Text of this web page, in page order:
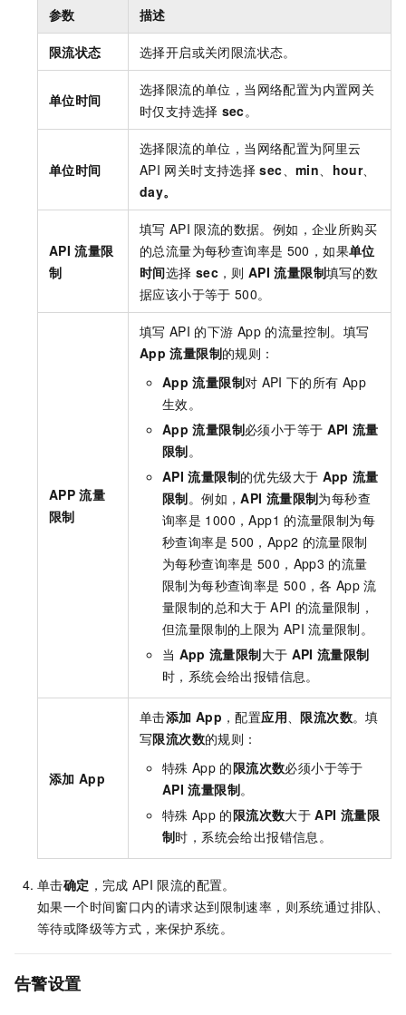
参数 描述
限流状态 选择开启或关闭限流状态。
单位时间
选择限流的单位，当网络配置为内置网关
时仅支持选择 sec。
单位时间
选择限流的单位，当网络配置为阿里云
API 网关时支持选择 sec、 min、 hour、
day。
API 流量限
制
填写 API 限流的数据。例如，企业所购买
的总流量为每秒查询率是 500，如果单位
时间选择 sec ，则 API 流量限制填写的数
据应该小于等于 500。
APP 流量
限制
填写 API 的下游 App 的流量控制。填写
App 流量限制的规则：
App 流量限制对 API 下的所有 App
生效。
App 流量限制必须小于等于 API 流量
限制。
API 流量限制的优先级大于 App 流量
限制。例如，API 流量限制为每秒查
询率是 1000，App1 的流量限制为每
秒查询率是 500，App2 的流量限制
为每秒查询率是 500，App3 的流量
限制为每秒查询率是 500，各 App 流
量限制的总和大于 API 的流量限制，
但流量限制的上限为 API 流量限制。
当 App 流量限制大于 API 流量限制
时，系统会给出报错信息。
添加 App
单击添加 App ，配置应用、限流次数。填
写限流次数的规则：
特殊 App 的限流次数必须小于等于
API 流量限制。
特殊 App 的限流次数大于 API 流量限
制时，系统会给出报错信息。
单击确定 ，完成 API 限流的配置。
如果一个时间窗口内的请求达到限制速率，则系统通过排队、
等待或降级等方式，来保护系统。
告警设置